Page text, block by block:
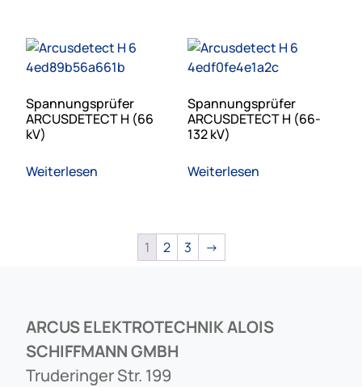
Spannungsprüfer
ARCUSDETECT H (66
kV)
Weiterlesen
Spannungsprüfer
ARCUSDETECT H (66-
132 kV)
Weiterlesen
1 2 3 →
ARCUS ELEKTROTECHNIK ALOIS
SCHIFFMANN GMBH
Truderinger Str. 199